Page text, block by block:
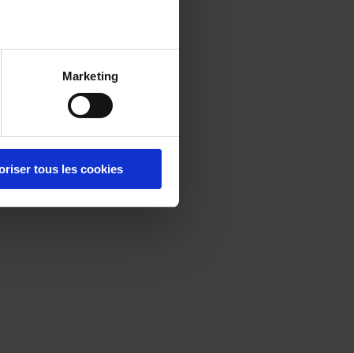
Marketing
tous les cookies